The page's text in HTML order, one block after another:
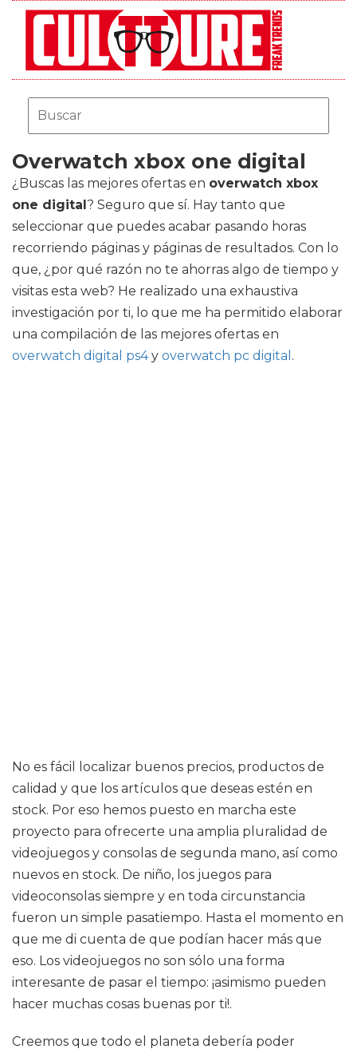
Overwatch xbox one digital
¿Buscas las mejores ofertas en overwatch xbox
one digital? Seguro que sí. Hay tanto que
seleccionar que puedes acabar pasando horas
recorriendo páginas y páginas de resultados. Con lo
que, ¿por qué razón no te ahorras algo de tiempo y
visitas esta web? He realizado una exhaustiva
investigación por ti, lo que me ha permitido elaborar
una compilación de las mejores ofertas en
overwatch digital ps4y overwatch pc digital .
No es fácil localizar buenos precios, productos de
calidad y que los artículos que deseas estén en
stock. Por eso hemos puesto en marcha este
proyecto para ofrecerte una amplia pluralidad de
videojuegos y consolas de segunda mano, así como
nuevos en stock. De niño, los juegos para
videoconsolas siempre y en toda circunstancia
fueron un simple pasatiempo. Hasta el momento en
que me di cuenta de que podían hacer más que
eso. Los videojuegos no son sólo una forma
interesante de pasar el tiempo: ¡asimismo pueden
hacer muchas cosas buenas por ti!.
Creemos que todo el planeta debería poder